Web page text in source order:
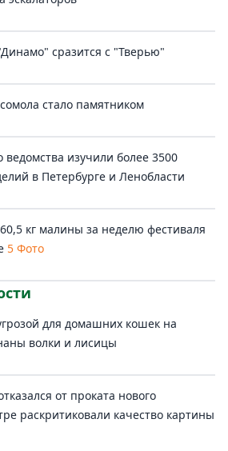
сразится с "Тверью"
стало памятником
ведомства изучили более 3500
в Петербурге и Ленобласти
кг малины за неделю фестиваля
5 Фото
для домашних кошек на
волки и лисицы
от проката нового
раскритиковали качество картины